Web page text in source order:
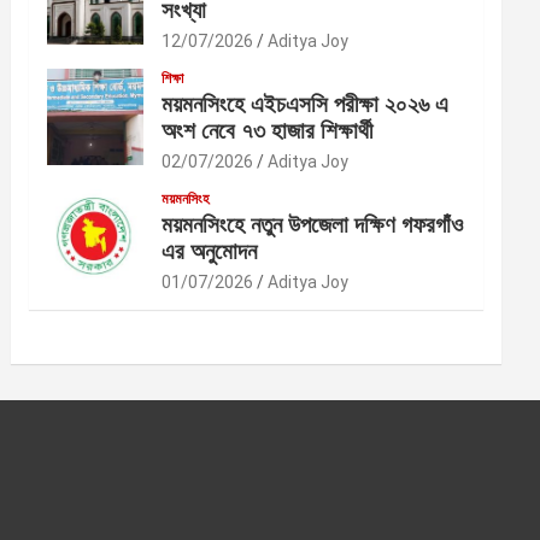
সংখ্যা
12/07/2026 Aditya Joy
শিক্ষা
ময়মনসিংহে এইচএসসি পরীক্ষা ২০২৬ এ
অংশ নেবে ৭৩ হাজার শিক্ষার্থী
02/07/2026 Aditya Joy
ময়মনসিংহ
ময়মনসিংহে নতুন উপজেলা দক্ষিণ গফরগাঁও
এর অনুমোদন
01/07/2026 Aditya Joy